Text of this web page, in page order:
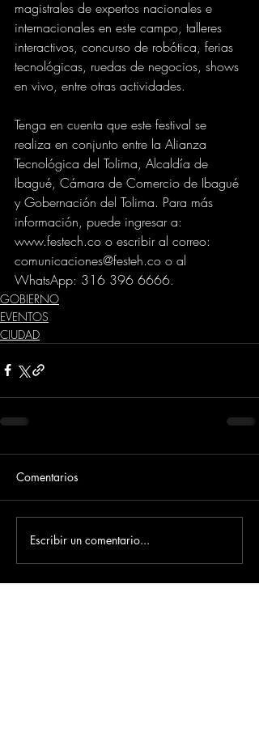
magistrales de expertos nacionales e
internacionales en este campo, talleres
interactivos, concurso de robótica, ferias
tecnológicas, ruedas de negocios, shows
en vivo, entre otras actividades.
Tenga en cuenta que este festival se
realiza en conjunto entre la Alianza
Tecnológica del Tolima, Alcaldía de
Ibagué, Cámara de Comercio de Ibagué
y Gobernación del Tolima. Para más
información, puede ingresar a:
www.festech.co o escribir al correo:
comunicaciones@festeh.co o al
WhatsApp: 316 396 6666.
GOBIERNO
EVENTOS
CIUDAD
Comentarios
Escribir un comentario...